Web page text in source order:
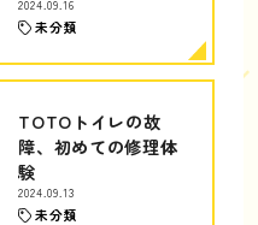
2024.09.16
未分類
TOTOトイレの故
障、初めての修理体
験
2024.09.13
未分類